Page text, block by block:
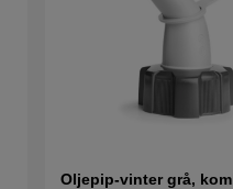
Oljepip-vinter grå,